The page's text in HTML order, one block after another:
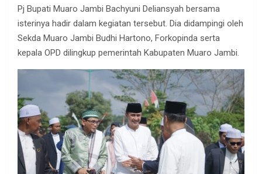
Pj Bupati Muaro Jambi Bachyuni Deliansyah bersama
isterinya hadir dalam kegiatan tersebut. Dia didampingi oleh
Sekda Muaro Jambi Budhi Hartono, Forkopinda serta
kepala OPD dilingkup pemerintah Kabupaten Muaro Jambi.